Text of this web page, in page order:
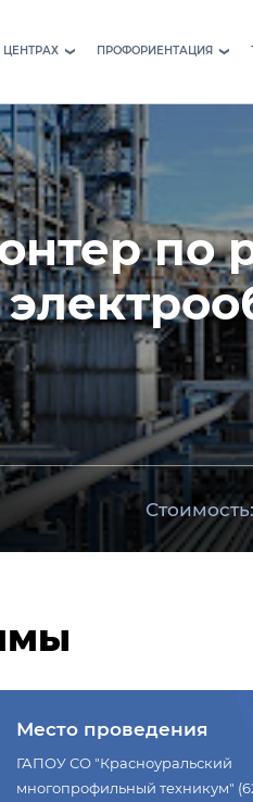
› ПРОФОРИЕНТАЦИЯ ›
по
Стоимость:
Место проведения
ГАПОУ СО "Красноуральский
многопрофильный техникум"